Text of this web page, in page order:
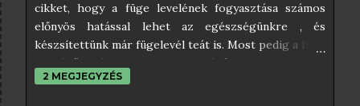
cikket, hogy a füge levelének fogyasztása számos
előnyös hatással lehet az egészségünkre , és
készsítettünk már fügelevél teát is. Most pedig a füge
leveléből készült szörpöt próbáltam ki, és úgy
éreztem, nektek is be kell, hogy mutassam. Az
2 MEGJEGYZÉS